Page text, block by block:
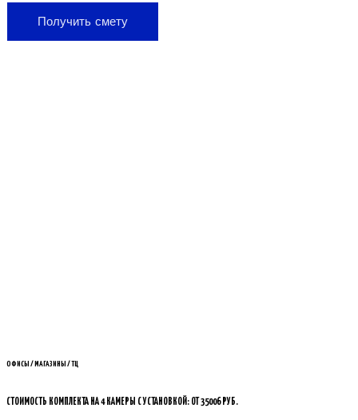
Получить смету
ОФИСЫ / МАГАЗИНЫ / ТЦ
СТОИМОСТЬ КОМПЛЕКТА НА 4 КАМЕРЫ С УСТАНОВКОЙ: ОТ 35006 РУБ.